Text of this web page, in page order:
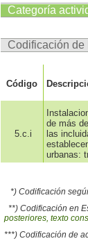
Categoría
Codificación de
Código
5.c.i
de más
las
urbanas:
*) Codificación
**) Codificación en
posteriores, texto
***) Codificación de